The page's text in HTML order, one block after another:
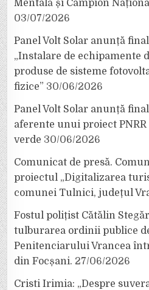
Mentală și Campion
03/07/2026
Panel Volt Solar anunță
„Instalare de echipamente
produse de sisteme
fizice” 30/06/2026
Panel Volt Solar anunță
aferente unui proiect
verde 30/06/2026
Comunicat de presă.
proiectul „Digitalizarea
comunei Tulnici, județul
Fostul polițist Cătălin
tulburarea ordinii publice
Penitenciarului Vrancea
din Focșani. 27/06/2026
Cristi Irimia: „Despre